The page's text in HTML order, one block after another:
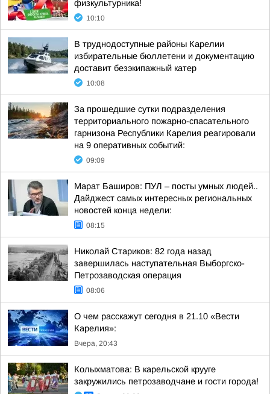
физкультурника!
10:10
В труднодоступные районы Карелии
избирательные бюллетени и документацию
доставит безэкипажный катер
10:08
За прошедшие сутки подразделения
территориального пожарно-спасательного
гарнизона Республики Карелия реагировали
на 9 оперативных событий:
09:09
Марат Баширов: ПУЛ – посты умных людей..
Дайджест самых интересных региональных
новостей конца недели:
08:15
Николай Стариков: 82 года назад
завершилась наступательная Выборгско-
Петрозаводская операция
08:06
О чем расскажут сегодня в 21.10 «Вести
Карелия»:
Вчера, 20:43
Колыхматова: В карельской крууге
закружились петрозаводчане и гости города!